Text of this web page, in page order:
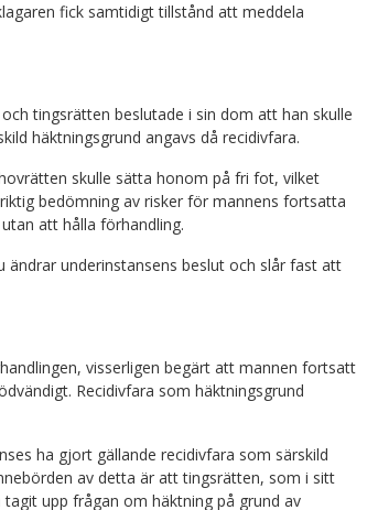
fick samtidigt tillstånd att meddela
tingsrätten beslutade i sin dom att han skulle
häktningsgrund angavs då recidivfara.
skulle sätta honom på fri fot, vilket
bedömning av risker för mannens fortsatta
att hålla förhandling.
underinstansens beslut och slår fast att
visserligen begärt att mannen fortsatt
Recidivfara som häktningsgrund
ha gjort gällande recidivfara som särskild
av detta är att tingsrätten, som i sitt
upp frågan om häktning på grund av